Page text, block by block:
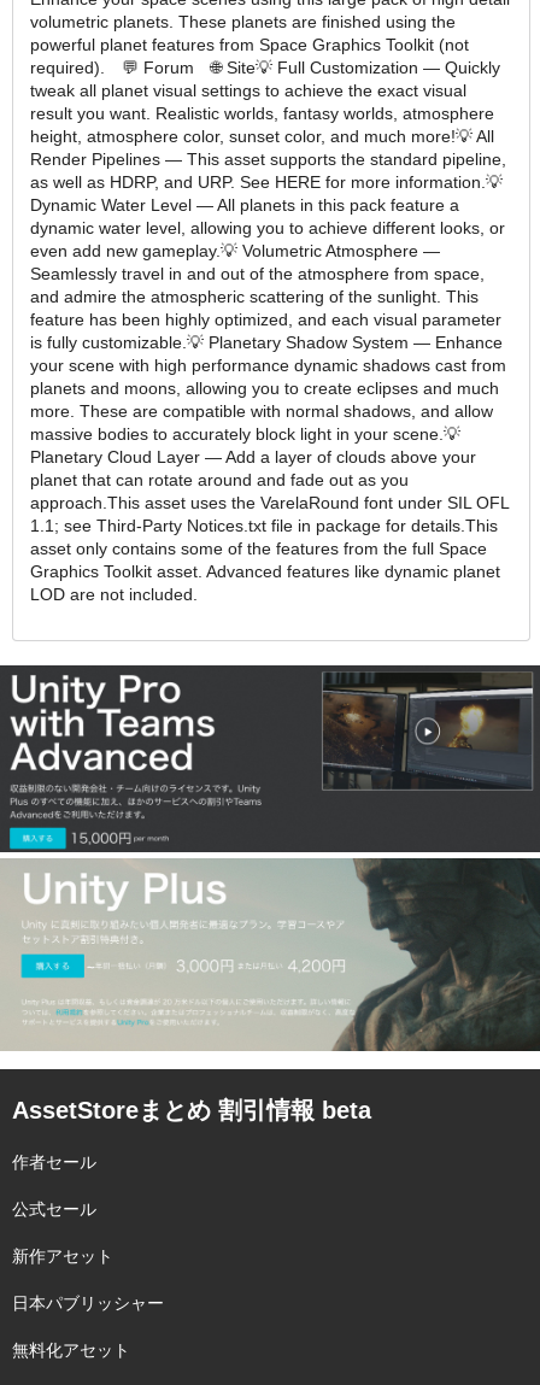
volumetric planets. These planets are finished using the
powerful planet features from Space Graphics Toolkit (not
required). 💬 Forum 🌐 Site💡 Full Customization ― Quickly
tweak all planet visual settings to achieve the exact visual
result you want. Realistic worlds, fantasy worlds, atmosphere
height, atmosphere color, sunset color, and much more!💡 All
Render Pipelines ― This asset supports the standard pipeline,
as well as HDRP, and URP. See HERE for more information.💡
Dynamic Water Level ― All planets in this pack feature a
dynamic water level, allowing you to achieve different looks, or
even add new gameplay.💡 Volumetric Atmosphere ―
Seamlessly travel in and out of the atmosphere from space,
and admire the atmospheric scattering of the sunlight. This
feature has been highly optimized, and each visual parameter
is fully customizable.💡 Planetary Shadow System ― Enhance
your scene with high performance dynamic shadows cast from
planets and moons, allowing you to create eclipses and much
more. These are compatible with normal shadows, and allow
massive bodies to accurately block light in your scene.💡
Planetary Cloud Layer ― Add a layer of clouds above your
planet that can rotate around and fade out as you
approach.This asset uses the VarelaRound font under SIL OFL
1.1; see Third-Party Notices.txt file in package for details.This
asset only contains some of the features from the full Space
Graphics Toolkit asset. Advanced features like dynamic planet
LOD are not included.
AssetStoreまとめ 割引情報 beta
作者セール
公式セール
新作アセット
日本パブリッシャー
無料化アセット